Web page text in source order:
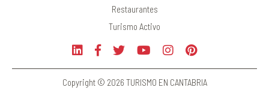
Restaurantes
Turismo Activo
Copyright © 2026 TURISMO EN CANTABRIA